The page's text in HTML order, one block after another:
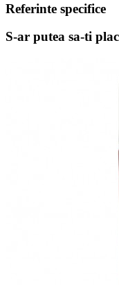
Referinte specifice
S-ar putea sa-ti